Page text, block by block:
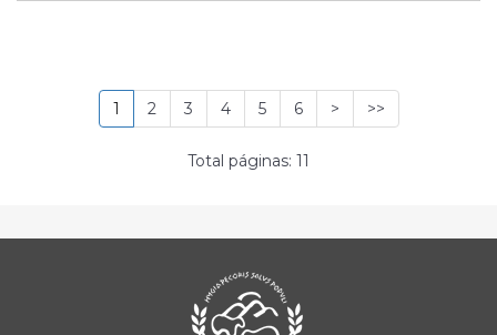
1 2 3 4 5 6 > >>
Total páginas: 11